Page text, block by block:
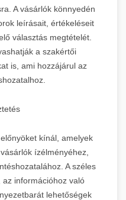
A vásárlók könnyedén
leírásait, értékeléseit
választás megtételét.
a szakértői
is, ami hozzájárul az
kínál, amelyek
ízélményéhez,
A széles
információhoz való
lehetőségek